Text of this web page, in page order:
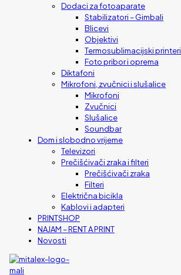
Dodaci za fotoaparate
Stabilizatori – Gimbali
Blicevi
Objektivi
Termosublimacijski printeri
Foto pribor i oprema
Diktafoni
Mikrofoni, zvučnici i slušalice
Mikrofoni
Zvučnici
Slušalice
Soundbar
Dom i slobodno vrijeme
Televizori
Prečišćivači zraka i filteri
Prečišćivači zraka
Filteri
Električna bicikla
Kablovi i adapteri
PRINTSHOP
NAJAM – RENT A PRINT
Novosti